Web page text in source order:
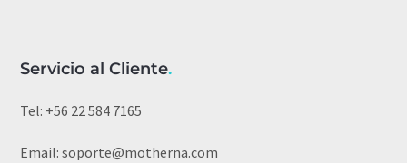
Servicio al Cliente.
Tel: +56 22 584 7165
Email:soporte@motherna.com